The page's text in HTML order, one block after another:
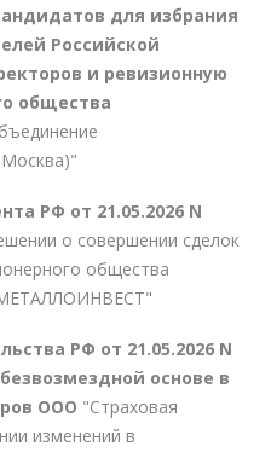
для избрания
Российской
и ревизионную
общества
РФ от 21.05.2026 N
о совершении сделок
общества
РФ от 21.05.2026 N
основе в
ООО "Страховая
изменений в